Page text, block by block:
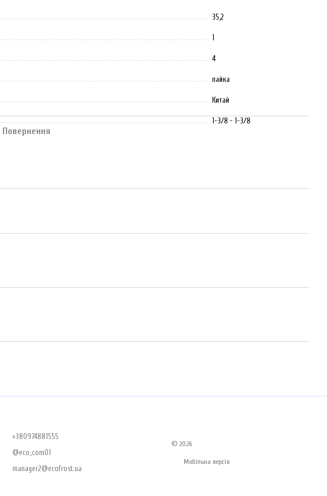
35,2
1
4
пайка
Китай
1-3/8 - 1-3/8
Повернення
+380974881555
@eco_com01
manager2@ecofrost.ua
© 2026
Мобільна версія